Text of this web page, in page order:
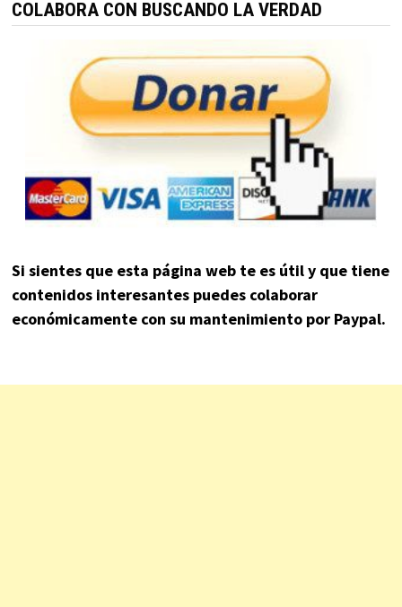
COLABORA CON BUSCANDO LA VERDAD
Si sientes que esta página web te es útil y que tiene
contenidos interesantes puedes colaborar
económicamente con su mantenimiento por Paypal.